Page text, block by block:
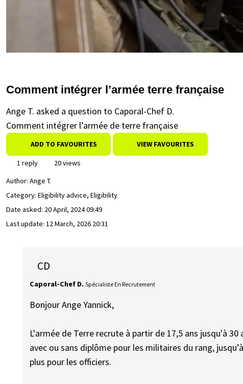
Comment intégrer l’armée terre française
Ange T. asked a question to Caporal-Chef D.
Comment intégrer l’armée de terre française
ADD TO FAVOURITES VIEW FAVOURITES
1 reply
20 views
Author: Ange T.
Category: Eligibility advice, Eligibility
Date asked: 20 April, 2024 09:49
Last update: 12 March, 2026 20:31
CD
Caporal-Chef D. Spécialiste En Recrutement
Bonjour Ange Yannick,
L'armée de Terre recrute à partir de 17,5 ans jusqu'à
avec ou sans diplôme pour les militaires du rang,
plus pour les officiers.